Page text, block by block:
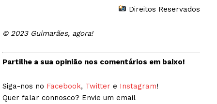
Direitos Reservados
© 2023 Guimarães, agora!
Partilhe a sua opinião nos comentários em baixo!
Siga-nos no Facebook, Twitter e Instagram!
Quer falar connosco? Envie um email